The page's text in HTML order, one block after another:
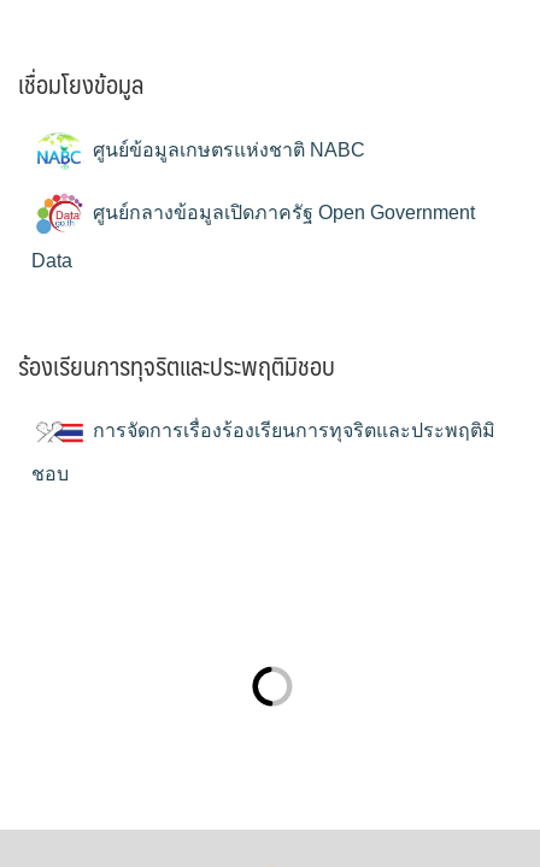
เชื่อมโยงข้อมูล
ศูนย์ข้อมูลเกษตรแห่งชาติ NABC
ศูนย์กลางข้อมูลเปิดภาครัฐ Open Government
Data
ร้องเรียนการทุจริตและประพฤติมิชอบ
การจัดการเรื่องร้องเรียนการทุจริตและประพฤติมิ
ชอบ